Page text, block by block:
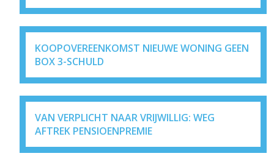
KOOPOVEREENKOMST NIEUWE WONING GEEN
BOX 3-SCHULD
VAN VERPLICHT NAAR VRIJWILLIG: WEG
AFTREK PENSIOENPREMIE